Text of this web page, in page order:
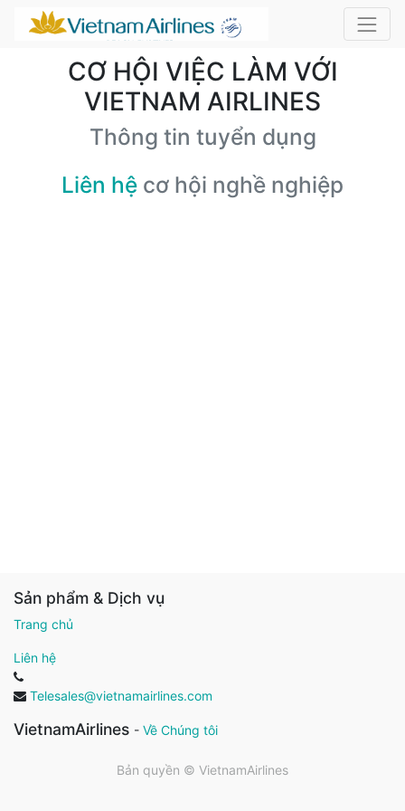
CƠ HỘI VIỆC LÀM VỚI
VIETNAM AIRLINES
Thông tin tuyển dụng
Liên hệ cơ hội nghề nghiệp
Sản phẩm & Dịch vụ
Trang chủ
Liên hệ
Telesales@vietnamairlines.com
VietnamAirlines - Về Chúng tôi
Bản quyền © VietnamAirlines